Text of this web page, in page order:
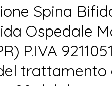
Spina
Ospedale
P.IVA
trattamento